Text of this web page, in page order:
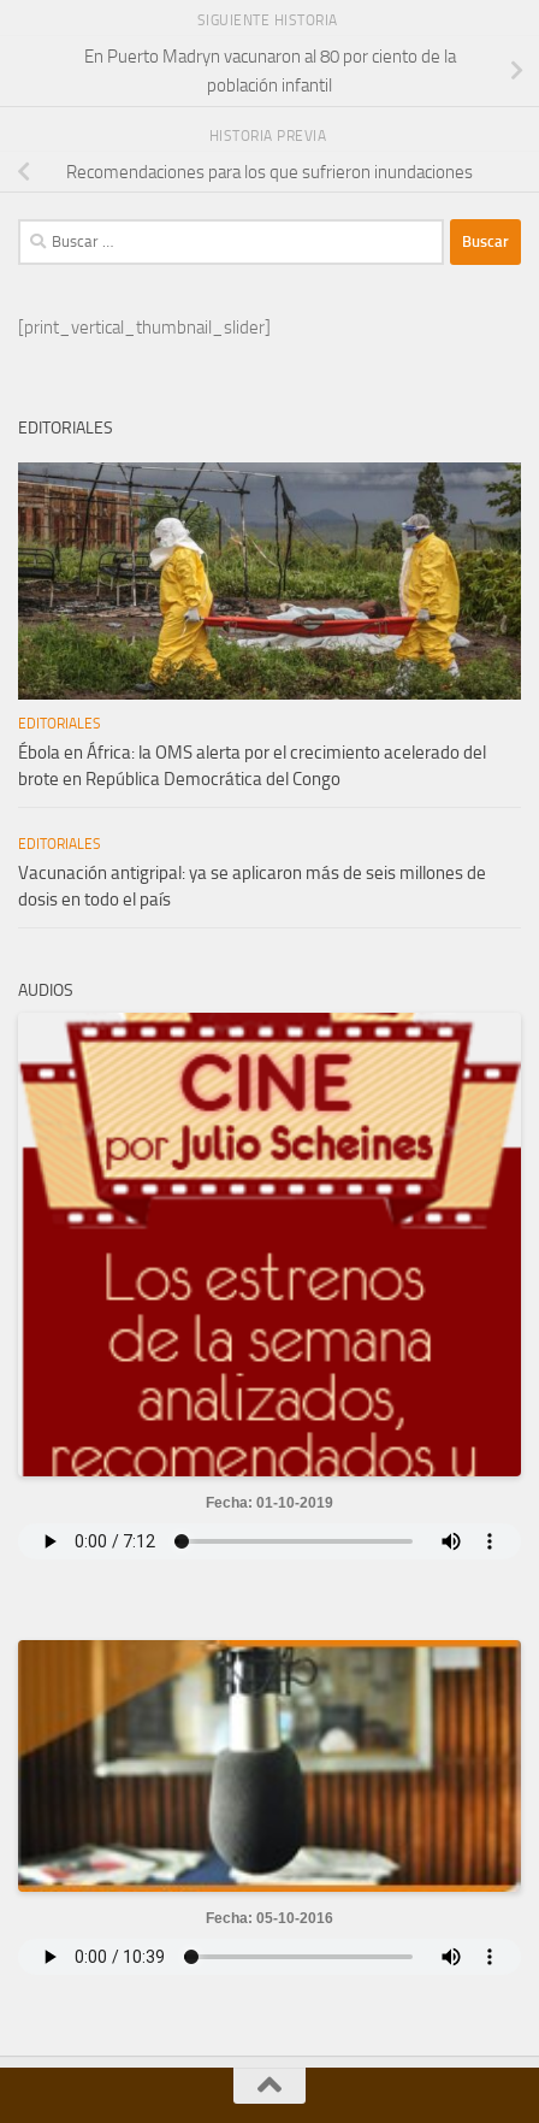
SIGUIENTE HISTORIA
En Puerto Madryn vacunaron al 80 por ciento de la
población infantil
HISTORIA PREVIA
Recomendaciones para los que sufrieron inundaciones
Buscar:
[print_vertical_thumbnail_slider]
EDITORIALES
EDITORIALES
Ébola en África: la OMS alerta por el crecimiento acelerado del
brote en República Democrática del Congo
EDITORIALES
Vacunación antigripal: ya se aplicaron más de seis millones de
dosis en todo el país
AUDIOS
Fecha: 01-10-2019
Fecha: 05-10-2016